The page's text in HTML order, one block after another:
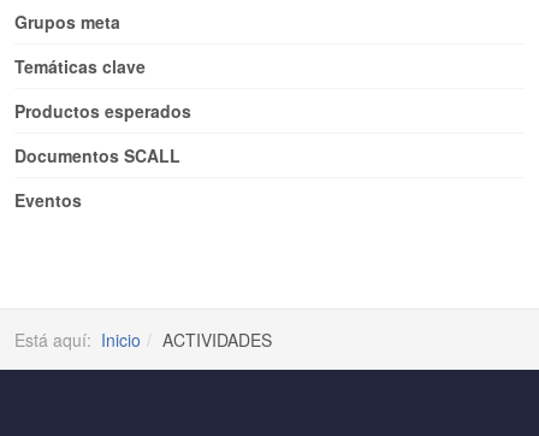
Grupos meta
Temáticas clave
Productos esperados
Documentos SCALL
Eventos
Está aquí: Inicio ACTIVIDADES